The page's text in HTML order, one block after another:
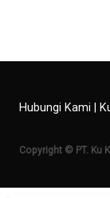
Hubungi Kami
Copyright © PT. Ku